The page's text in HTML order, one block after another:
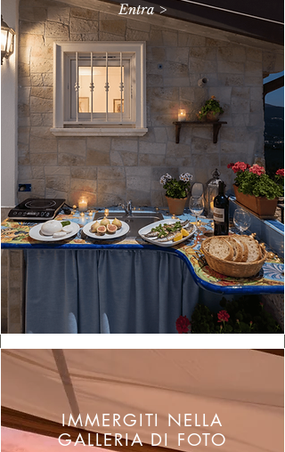
Entra >
IMMERGITI NELLA
GALLERIA DI FOTO